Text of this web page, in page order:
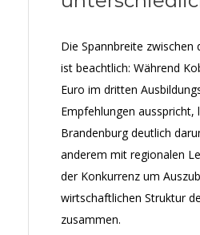
Die Spannbreite zwischen
ist beachtlich: Während
Euro im dritten
Empfehlungen ausspricht,
Brandenburg deutlich
anderem mit regionalen
der Konkurrenz um
wirtschaftlichen Struktur
zusammen.